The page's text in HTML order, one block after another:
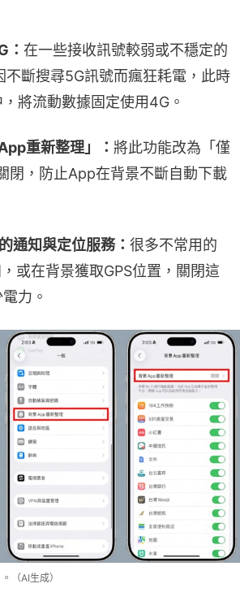
： 在一些接收訊號較弱或不穩定的
斷搜尋5G訊號而瘋狂耗電，此時
將流動數據固定使用4G。
重新整理」： 將此功能改為「僅
閉，防止App在背景不斷自動下載
通知與定位服務： 很多不常用的
或在背景獲取GPS位置，關閉這
力。
（AI生成）